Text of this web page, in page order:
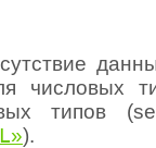
числовых
типов
»).